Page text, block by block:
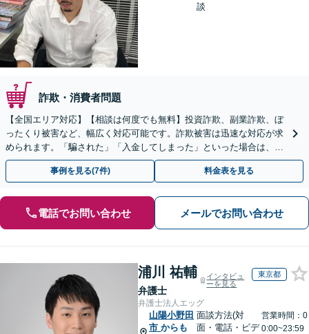
談
詐欺・消費者問題
【全国エリア対応】【相談は何度でも無料】投資詐欺、副業詐欺、ぼ
ったくり被害など、幅広く対応可能です。詐欺被害は迅速な対応が求
められます。「騙された」「入金してしまった」といった場合は、お
早めにご相談ください。【電話・メール・WEB相談可】
事例を見る(7件) 料金表を見る
電話でお問い合わせ メールでお問い合わせ
浦川 祐輔
弁護士
インタビュ
ーを見る
東京都
弁護士法人エッグ
山陽小野田
市 からも
面談方法(対
面・電話・ビデ
営業時間：0
0:00~23:59